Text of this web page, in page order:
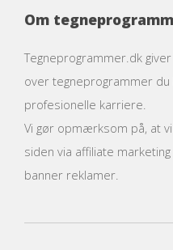
Om
Tegneprogrammer.dk
over tegneprogrammer
profesionelle karriere.
Vi gør opmærksom på, at
siden via affiliate
banner reklamer.